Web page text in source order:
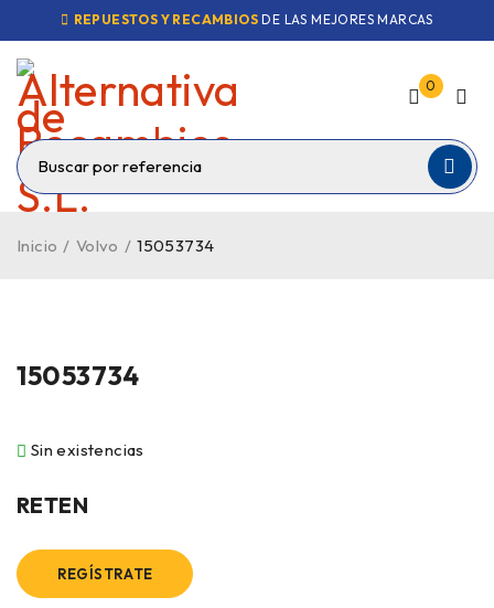
REPUESTOS Y RECAMBIOS DE LAS MEJORES MARCAS
0
Inicio / Volvo / 15053734
15053734
Sin existencias
RETEN
REGÍSTRATE